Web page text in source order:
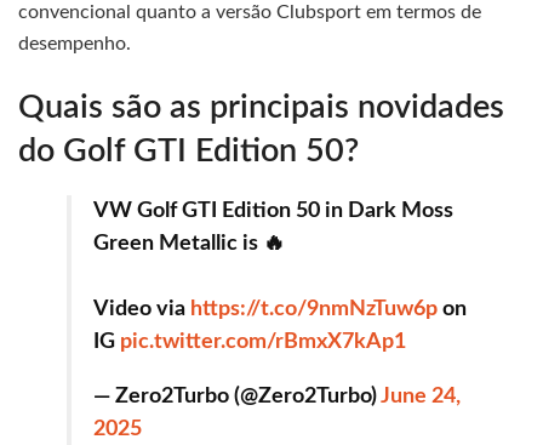
convencional quanto a versão Clubsport em termos de
desempenho.
Quais são as principais novidades
do Golf GTI Edition 50?
VW Golf GTI Edition 50 in Dark Moss
Green Metallic is 🔥
Video via https://t.co/9nmNzTuw6p on
IG pic.twitter.com/rBmxX7kAp1
— Zero2Turbo (@Zero2Turbo)June 24,
2025